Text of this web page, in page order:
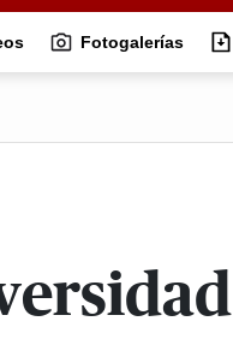
Fotogalerías